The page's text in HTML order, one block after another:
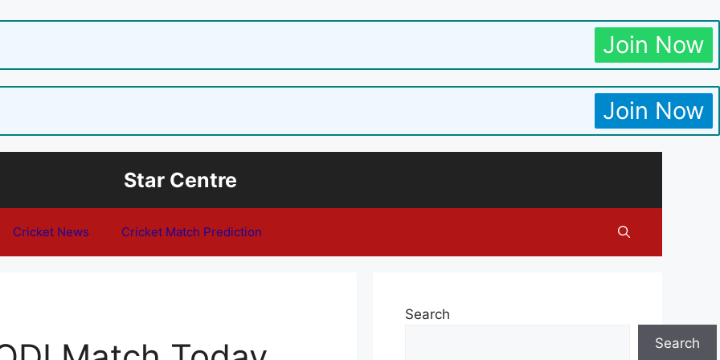
Join Now
Join Now
Star Centre
Cricket News Cricket Match Prediction
Search
Search